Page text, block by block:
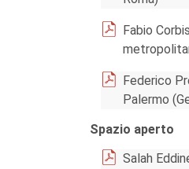
Fabio
Federico
Palermo
Spazio aperto
Salah